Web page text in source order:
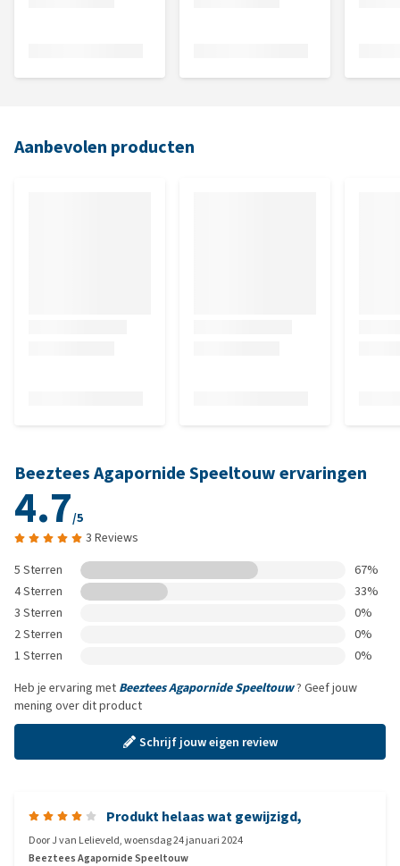
Aanbevolen producten
Beeztees Agapornide Speeltouw ervaringen
4.7/5
3 Reviews
5 Sterren
67%
4 Sterren
33%
3 Sterren
0%
2 Sterren
0%
1 Sterren
0%
Heb je ervaring met Beeztees Agapornide Speeltouw? Geef jouw
mening over dit product
Schrijf jouw eigen review
Produkt helaas wat gewijzigd,
DoorJ van Lelieveld,woensdag 24 januari 2024
Beeztees Agapornide Speeltouw